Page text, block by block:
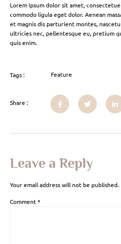
Lorem ipsum dolor sit amet,
commodo ligula eget dolor. Aenean
et magnis dis parturient montes,
ultricies nec, pellentesque eu, pretium
quis enim.
Tags : Feature
Share :
Leave a Reply
Your email address will not be published.
Comment*